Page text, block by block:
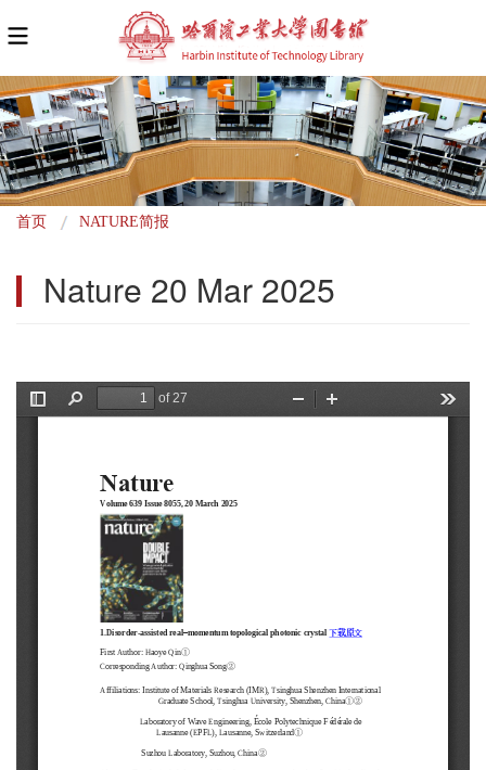
面
首页 NATURE简报
Nature 20 Mar 2025